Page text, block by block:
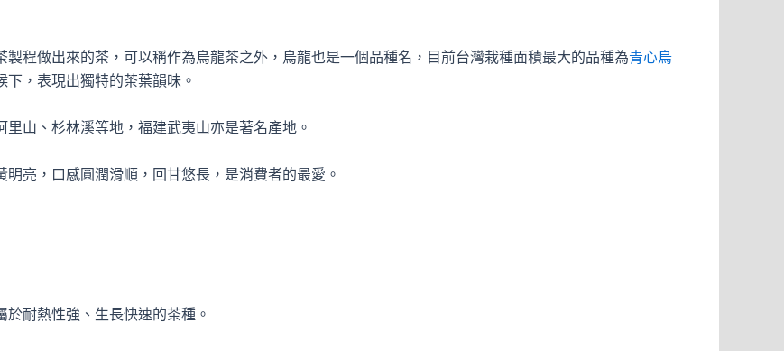
製程做出來的茶，可以稱作為烏龍茶之外，烏龍也是一個品種名，目前台灣栽種面積最大的品種為青心烏
下，表現出獨特的茶葉韻味。
山、杉林溪等地，福建武夷山亦是著名產地。
亮，口感圓潤滑順，回甘悠長，是消費者的最愛。
耐熱性強、生長快速的茶種。